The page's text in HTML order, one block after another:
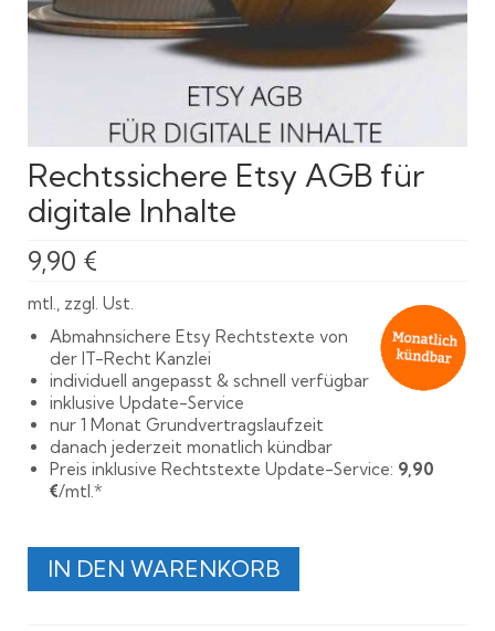
Rechtssichere Etsy AGB für
digitale Inhalte
9,90 €
mtl., zzgl. Ust.
Abmahnsichere Etsy Rechtstexte von
der IT-Recht Kanzlei
individuell angepasst & schnell verfügbar
inklusive Update-Service
nur 1 Monat Grundvertragslaufzeit
danach jederzeit monatlich kündbar
Preis inklusive Rechtstexte Update-Service: 9,90
€/mtl.*
Rechtssichere
EtsyIN DEN WARENKORB